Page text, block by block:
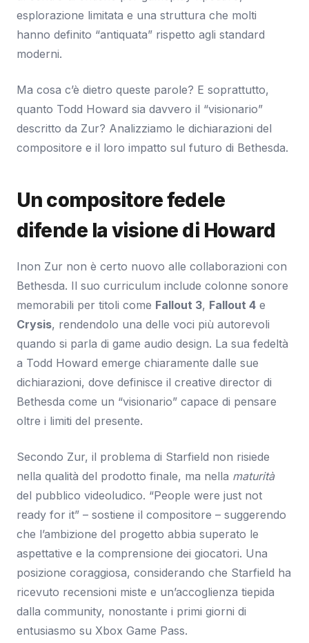
esplorazione limitata e una struttura che molti
hanno definito “antiquata” rispetto agli standard
moderni.
Ma cosa c’è dietro queste parole? E soprattutto,
quanto Todd Howard sia davvero il “visionario”
descritto da Zur? Analizziamo le dichiarazioni del
compositore e il loro impatto sul futuro di Bethesda.
Un compositore fedele
difende la visione di Howard
Inon Zur non è certo nuovo alle collaborazioni con
Bethesda. Il suo curriculum include colonne sonore
memorabili per titoli come Fallout 3, Fallout 4 e
Crysis, rendendolo una delle voci più autorevoli
quando si parla di game audio design. La sua fedeltà
a Todd Howard emerge chiaramente dalle sue
dichiarazioni, dove definisce il creative director di
Bethesda come un “visionario” capace di pensare
oltre i limiti del presente.
Secondo Zur, il problema di Starfield non risiede
nella qualità del prodotto finale, ma nella maturità
del pubblico videoludico. “People were just not
ready for it” – sostiene il compositore – suggerendo
che l’ambizione del progetto abbia superato le
aspettative e la comprensione dei giocatori. Una
posizione coraggiosa, considerando che Starfield ha
ricevuto recensioni miste e un’accoglienza tiepida
dalla community, nonostante i primi giorni di
entusiasmo su Xbox Game Pass.